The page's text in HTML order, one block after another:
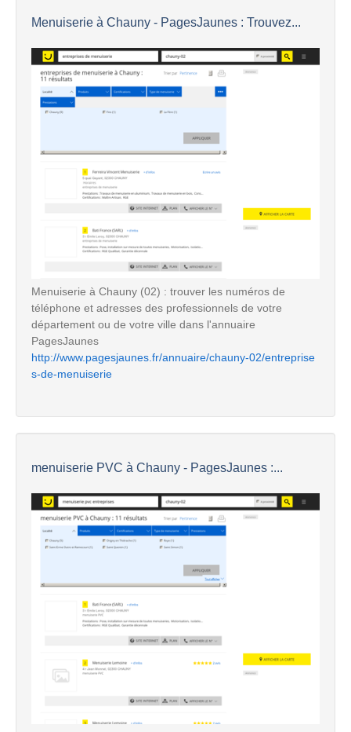
Menuiserie à Chauny - PagesJaunes : Trouvez...
Menuiserie à Chauny (02) : trouver les numéros de
téléphone et adresses des professionnels de votre
département ou de votre ville dans l'annuaire
PagesJaunes
http://www.pagesjaunes.fr/annuaire/chauny-02/entreprise
s-de-menuiserie
menuiserie PVC à Chauny - PagesJaunes :...